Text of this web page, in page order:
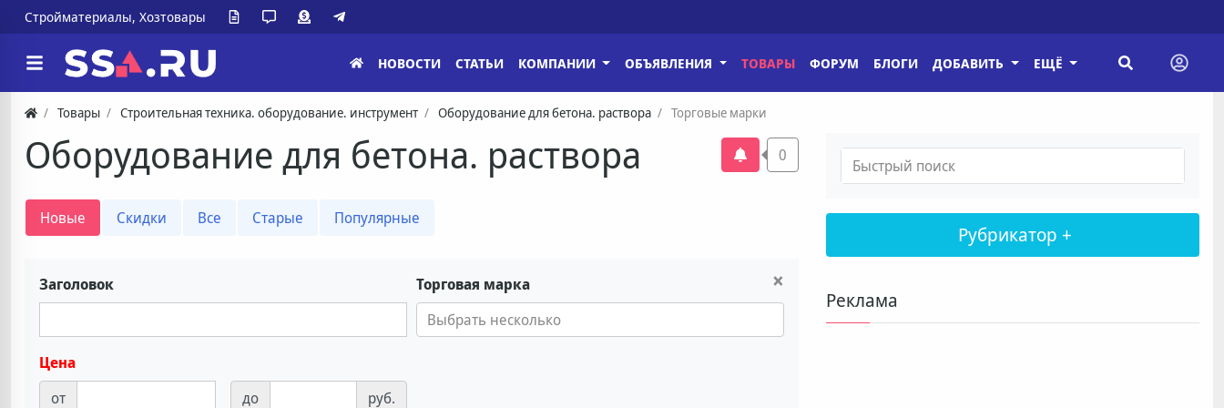
Стройматериалы, Хозтовары
НОВОСТИ СТАТЬИ КОМПАНИИ ОБЪЯВЛЕНИЯ ТОВАРЫ ФОРУМ БЛОГИ ДОБАВИТЬ ЕЩЁ
Товары Строительная техника. оборудование. инструмент Оборудование для бетона. раствора Торговые марки
Оборудование для бетона. раствора 0
Новые Скидки Все Старые Популярные
×
Заголовок Торговая марка
Цена
от
до руб.
Рубрикатор +
Реклама